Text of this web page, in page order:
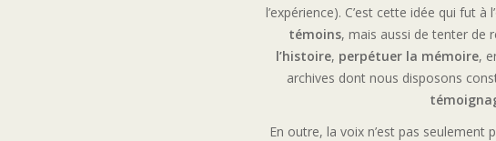
l’expérience). C’est cette idée qui fut
témoins, mais aussi de tenter de
l’histoire, perpétuer la mémoire,
archives dont nous disposons
En outre, la voix n’est pas